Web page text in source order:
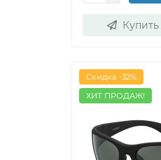
Скидка -32%
ХИТ ПРОДАЖ!